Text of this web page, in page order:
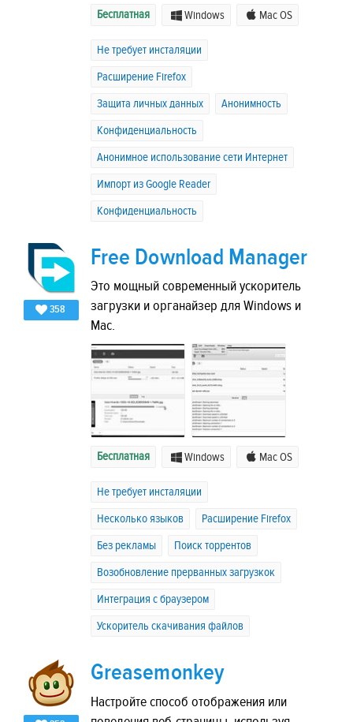
Бесплатная Windows Mac OS
Не требует инсталяции
Расширение Firefox
Защита личных данных
Анонимность
Конфиденциальность
Анонимное использование сети Интернет
Импорт из Google Reader
Конфиденциальность
358
Free Download Manager
Это мощный современный ускоритель
загрузки и органайзер для Windows и
Mac.
Бесплатная Windows Mac OS
Не требует инсталяции
Несколько языков
Расширение Firefox
Без рекламы
Поиск торрентов
Возобновление прерванных загрузкок
Интеграция с браузером
Ускоритель скачивания файлов
Greasemonkey
Настройте способ отображения или